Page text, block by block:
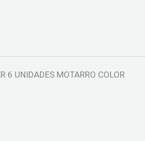
6 UNIDADES MOTARRO COLOR